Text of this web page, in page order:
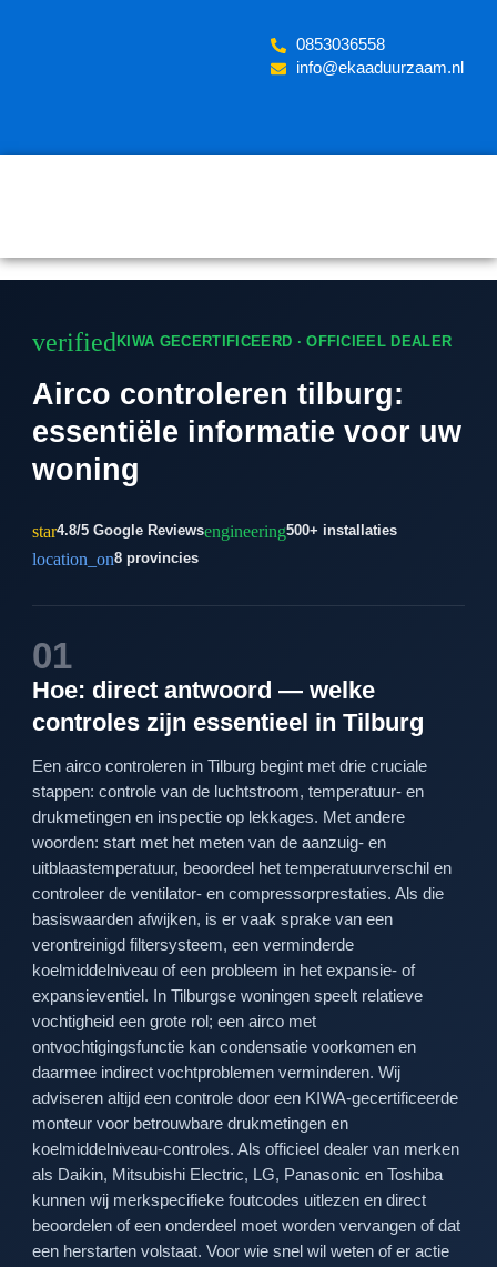
‪0853036558
info@ekaaduurzaam.nl
verified KIWA GECERTIFICEERD · OFFICIEEL DEALER
Airco controleren tilburg:
essentiële informatie voor uw
woning
star4.8/5 Google Reviewsengineering500+ installaties
location_on8 provincies
01
Hoe: direct antwoord — welke
controles zijn essentieel in Tilburg
Een airco controleren in Tilburg begint met drie cruciale
stappen: controle van de luchtstroom, temperatuur- en
drukmetingen en inspectie op lekkages. Met andere
woorden: start met het meten van de aanzuig- en
uitblaastemperatuur, beoordeel het temperatuurverschil en
controleer de ventilator- en compressorprestaties. Als die
basiswaarden afwijken, is er vaak sprake van een
verontreinigd filtersysteem, een verminderde
koelmiddelniveau of een probleem in het expansie- of
expansieventiel. In Tilburgse woningen speelt relatieve
vochtigheid een grote rol; een airco met
ontvochtigingsfunctie kan condensatie voorkomen en
daarmee indirect vochtproblemen verminderen. Wij
adviseren altijd een controle door een KIWA-gecertificeerde
monteur voor betrouwbare drukmetingen en
koelmiddelniveau-controles. Als officieel dealer van merken
als Daikin, Mitsubishi Electric, LG, Panasonic en Toshiba
kunnen wij merkspecifieke foutcodes uitlezen en direct
beoordelen of een onderdeel moet worden vervangen of dat
een herstarten volstaat. Voor wie snel wil weten of er actie